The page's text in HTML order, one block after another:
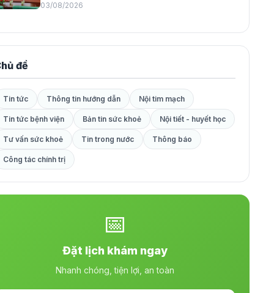
03/08/2026
đề
Tin tức Thông tin hướng dẫn Nội tim mạch
Tin tức bệnh viện Bản tin sức khoẻ Nội tiết - huyết học
Tư vấn sức khoẻ Tin trong nước Thông báo
Công tác chính trị
📅
Đặt lịch khám ngay
Nhanh chóng, tiện lợi, an toàn